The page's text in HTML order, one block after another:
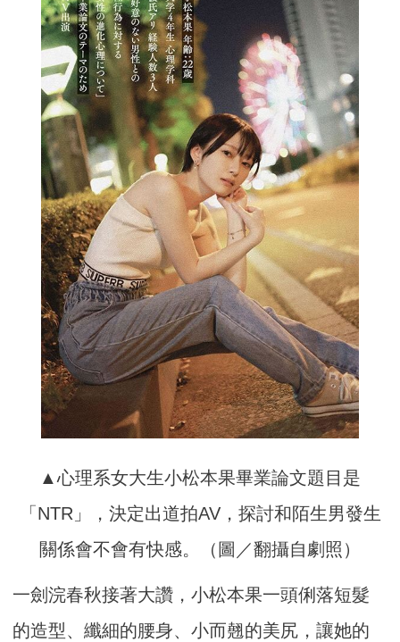
▲心理系女大生小松本果畢業論文題目是
「NTR」，決定出道拍AV，探討和陌生男發生
關係會不會有快感。（圖／翻攝自劇照）
一劍浣春秋接著大讚，小松本果一頭俐落短髮
的造型、纖細的腰身、小而翹的美尻，讓她的